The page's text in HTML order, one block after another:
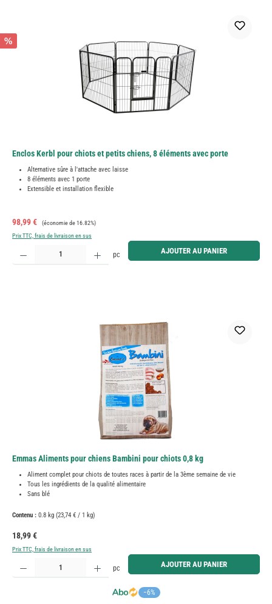
%
Enclos Kerbl pour chiots et petits chiens, 8 éléments avec porte
Alternative sûre à l'attache avec laisse
8 éléments avec 1 porte
Extensible et installation flexible
Prix de vente :
98,99 € Prix régulier :
(économie de 16.82%)
Prix TTC, frais de livraison en sus
Quantité de produit : Entrez la quantité souhaitée ou utilisez les boutons pour augmenter ou
pc AJOUTER AU PANIER
Emmas Aliments pour chiens Bambini pour chiots 0,8 kg
Aliment complet pour chiots de toutes races à partir de la 3ème semaine de vie
Tous les ingrédients de la qualité alimentaire
Sans blé
Contenu : 0.8 kg (23,74 € / 1 kg)
Prix régulier :
18,99 €
Prix TTC, frais de livraison en sus
−6%
Quantité de produit : Entrez la quantité souhaitée ou utilisez les boutons pour augmenter ou
pc AJOUTER AU PANIER